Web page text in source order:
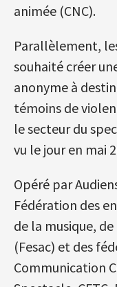
animée (CNC).
Parallèlement,
souhaité créer
anonyme à
témoins de
le secteur du
vu le jour en mai
Opéré par
Fédération des
de la musique,
(Fesac) et des
Communication